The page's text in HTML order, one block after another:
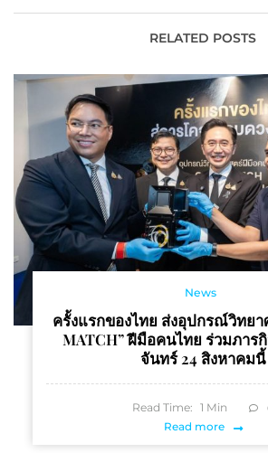
RELATED POSTS
News
ครั้งแรกของไทย ส่งอุปกรณ์วิทยา
MATCH” ฝีมือคนไทย ร่วมภาร
จันทร์ 24 สิงหาคมนี้
Read Time: 1 Min
Read more